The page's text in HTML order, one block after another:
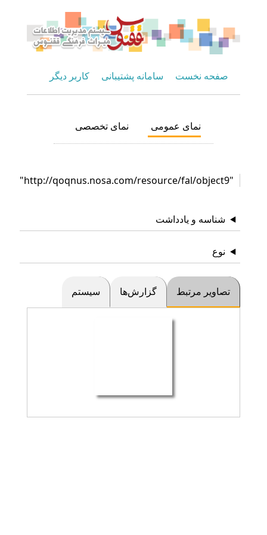
صفحه نخست سامانه پشتیبانی کاربر دیگر
نمای عمومی نمای تخصصی
"http://qoqnus.nosa.com/resource/fal/object9"
شناسه و یادداشت
نوع
تصاویر مرتبط گزارش‌ها سیستم